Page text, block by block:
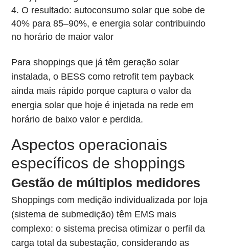
O resultado: autoconsumo solar que sobe de
40% para 85–90%, e energia solar contribuindo
no horário de maior valor
Para shoppings que já têm geração solar
instalada, o BESS como retrofit tem payback
ainda mais rápido porque captura o valor da
energia solar que hoje é injetada na rede em
horário de baixo valor e perdida.
Aspectos operacionais
específicos de shoppings
Gestão de múltiplos medidores
Shoppings com medição individualizada por loja
(sistema de submedição) têm EMS mais
complexo: o sistema precisa otimizar o perfil da
carga total da subestação, considerando as